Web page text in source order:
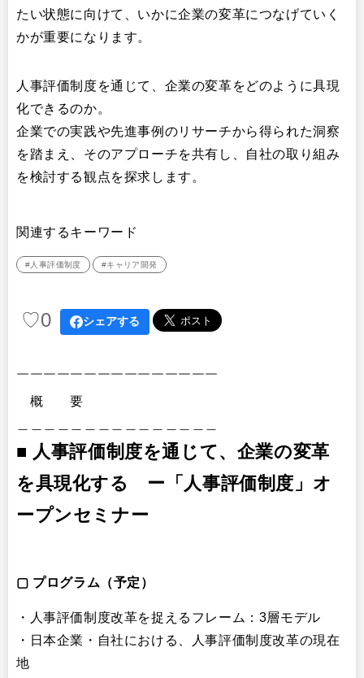
たい状態に向けて、いかに企業の変革につなげていく
かが重要になります。
人事評価制度を通じて、企業の変革をどのように具現
化できるのか。
企業での実践や先進事例のリサーチから得られた洞察
を踏まえ、そのアプローチを共有し、自社の取り組み
を検討する観点を探求します。
関連するキーワード
#人事評価制度 #キャリア開発
♡0 シェアする
￣￣￣￣￣￣￣￣￣￣￣￣￣￣￣
概 要
■ 人事評価制度を通じて、企業の変革
を具現化する ー 「 人事評価制度」オ
ープンセミナー
▢ プログラム（予定）
・人事評価制度改革を捉えるフレーム：3層モデル
・日本企業・自社における、人事評価制度改革の現在
地